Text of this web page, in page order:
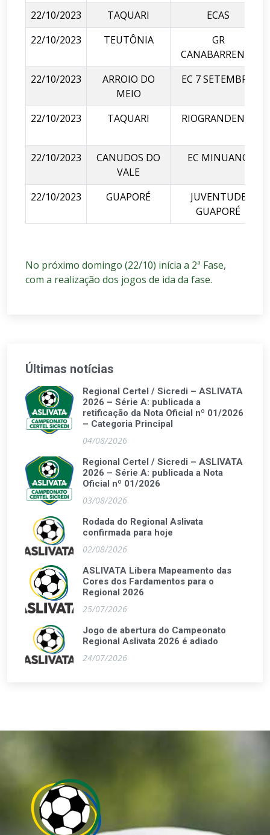
22/10/2023
TAQUARI
ECAS
22/10/2023
TEUTÔNIA
GR
CANABARRENSE
22/10/2023
ARROIO DO
MEIO
EC 7 SETEMBRO
22/10/2023 TAQUARI RIOGRANDENSE
22/10/2023
CANUDOS DO
VALE
EC MINUANO
22/10/2023 GUAPORÉ
JUVENTUDE
GUAPORÉ
No próximo domingo (22/10) inícia a 2ª Fase,
com a realização dos jogos de ida da fase.
Últimas notícias
Regional Certel / Sicredi – ASLIVATA
2026 – Série A: publicada a
retificação da Nota Oficial nº 01/2026
– Categoria Principal
04/08/2026
Regional Certel / Sicredi – ASLIVATA
2026 – Série A: publicada a Nota
Oficial nº 01/2026
03/08/2026
Rodada do Regional Aslivata
confirmada para hoje
02/08/2026
ASLIVATA Libera Mapeamento das
Cores dos Fardamentos para o
Regional 2026
25/07/2026
Jogo de abertura do Campeonato
Regional Aslivata 2026 é adiado
24/07/2026